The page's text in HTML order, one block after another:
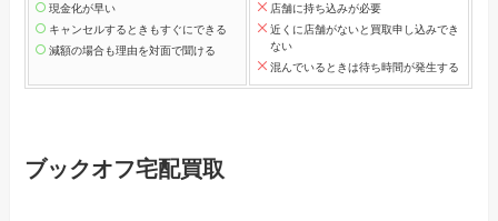
現金化が早い
キャンセルするときもすぐにできる
減額の場合も理由を対面で聞ける
店舗に持ち込みが必要
近くに店舗がないと買取申し込みでき
ない
混んでいるときは待ち時間が発生する
ブックオフ宅配買取